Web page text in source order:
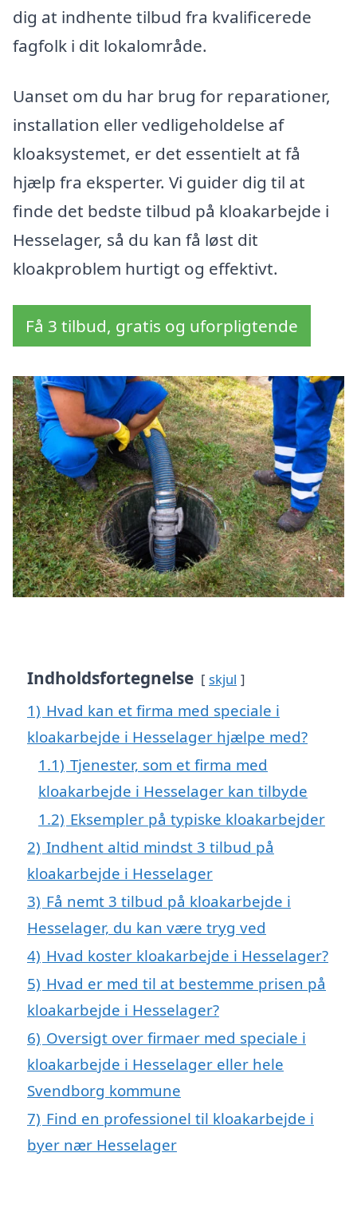
dig at indhente tilbud fra kvalificerede
fagfolk i dit lokalområde.
Uanset om du har brug for reparationer,
installation eller vedligeholdelse af
kloaksystemet, er det essentielt at få
hjælp fra eksperter. Vi guider dig til at
finde det bedste tilbud på kloakarbejde i
Hesselager, så du kan få løst dit
kloakproblem hurtigt og effektivt.
Få 3 tilbud, gratis og uforpligtende
Indholdsfortegnelse skjul
1) Hvad kan et firma med speciale i
kloakarbejde i Hesselager hjælpe med?
1.1) Tjenester, som et firma med
kloakarbejde i Hesselager kan tilbyde
1.2) Eksempler på typiske kloakarbejder
2) Indhent altid mindst 3 tilbud på
kloakarbejde i Hesselager
3) Få nemt 3 tilbud på kloakarbejde i
Hesselager, du kan være tryg ved
4) Hvad koster kloakarbejde i Hesselager?
5) Hvad er med til at bestemme prisen på
kloakarbejde i Hesselager?
6) Oversigt over firmaer med speciale i
kloakarbejde i Hesselager eller hele
Svendborg kommune
7) Find en professionel til kloakarbejde i
byer nær Hesselager